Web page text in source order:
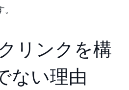
リンクを構
ない理由